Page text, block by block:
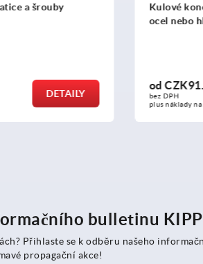
Kulové koncovky DIN 319, nerezová
od CZK91.81
bez DPH
plus náklady na dopravu
DETAILY
bulletinu KIPP
Přihlaste se k odběru našeho
propagační akce!